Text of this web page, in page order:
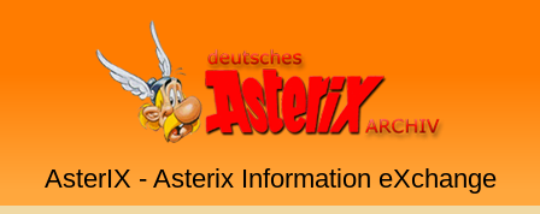
AsterIX - Asterix Information eXchange